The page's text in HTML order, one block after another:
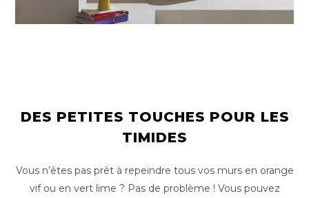
DES PETITES TOUCHES POUR LES
TIMIDES
Vous n’êtes pas prêt à repeindre tous vos murs en orange
vif ou en vert lime ? Pas de problème ! Vous pouvez